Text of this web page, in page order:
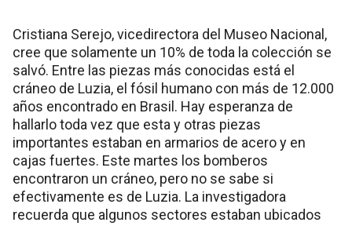
Cristiana Serejo, vicedirectora del Museo Nacional,
cree que solamente un 10% de toda la colección se
salvó. Entre las piezas más conocidas está el
cráneo de Luzia, el fósil humano con más de 12.000
años encontrado en Brasil. Hay esperanza de
hallarlo toda vez que esta y otras piezas
importantes estaban en armarios de acero y en
cajas fuertes. Este martes los bomberos
encontraron un cráneo, pero no se sabe si
efectivamente es de Luzia. La investigadora
recuerda que algunos sectores estaban ubicados